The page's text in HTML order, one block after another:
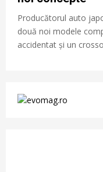
Producătorul auto
două noi modele
accidentat și un